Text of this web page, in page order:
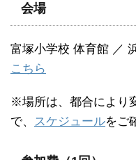
会場
富塚小学校 体育館 ／
こちら
※場所は、都合により
で、
スケジュールをご